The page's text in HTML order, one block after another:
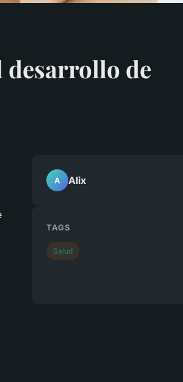
desarrollo de
A Alix
TAGS
Salud